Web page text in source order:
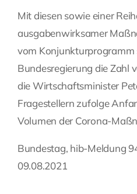
Mit diesen sowie einer
ausgabenwirksamer
vom Konjunkturprogramm
Bundesregierung die Zahl
die Wirtschaftsminister
Fragestellern zufolge
Volumen der Corona-
Bundestag, hib-Meldung
09.08.2021